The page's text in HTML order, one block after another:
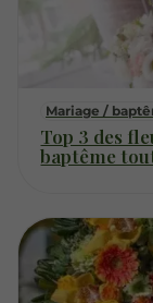
Mariage /
Top 3 des
baptême